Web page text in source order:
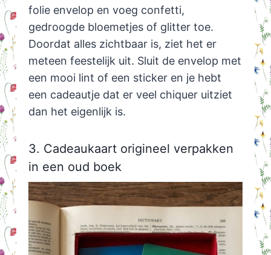
folie envelop en voeg confetti,
gedroogde bloemetjes of glitter toe.
Doordat alles zichtbaar is, ziet het er
meteen feestelijk uit. Sluit de envelop met
een mooi lint of een sticker en je hebt
een cadeautje dat er veel chiquer uitziet
dan het eigenlijk is.
3. Cadeaukaart origineel verpakken
in een oud boek